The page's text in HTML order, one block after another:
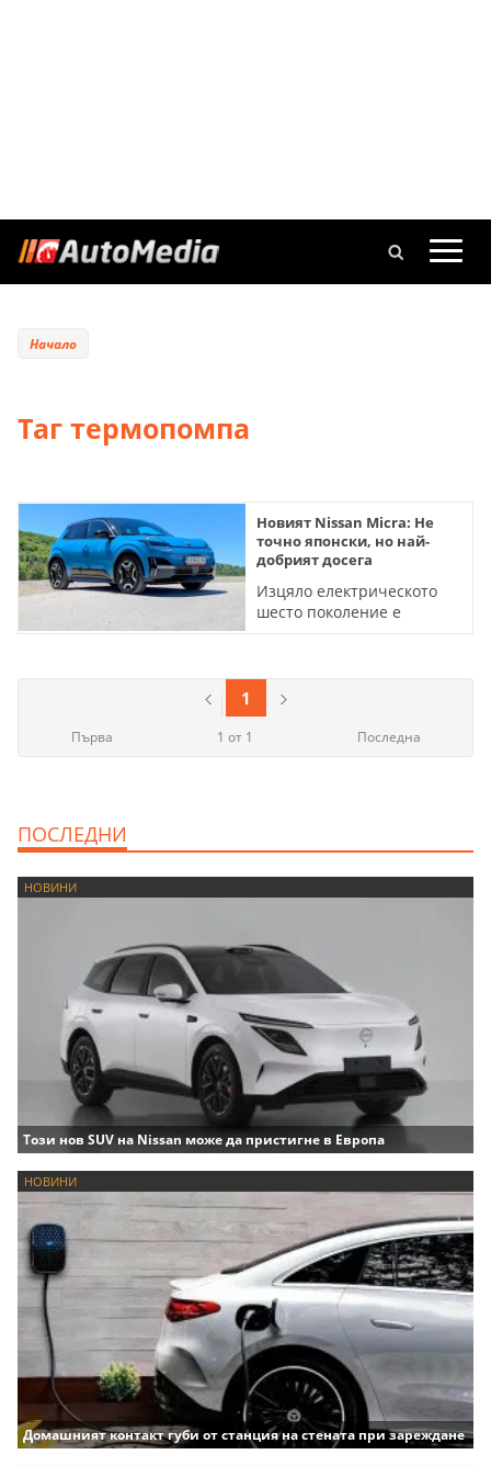
Начало
Таг термопомпа
Новият Nissan Micra: Не
точно японски, но най-
добрият досега
Изцяло електрическото
шесто поколение е
каране (ВИДЕО)
1 от 1 Последна
1
Първа
ПОСЛЕДНИ
НОВИНИ
Този нов SUV на Nissan може да пристигне в Европа
НОВИНИ
Домашният контакт губи от станция на стената при зареждане